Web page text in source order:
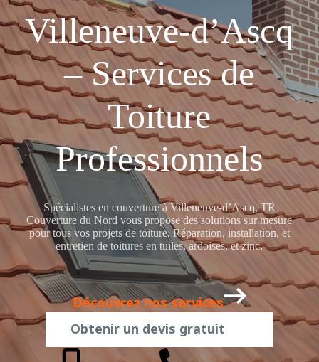
Villeneuve-d’Ascq
– Services de
Toiture
Professionnels
Spécialistes en couverture à Villeneuve-d’Ascq, TR
Couverture du Nord vous propose des solutions sur mesure
pour tous vos projets de toiture. Réparation, installation, et
entretien de toitures en tuiles, ardoises, et zinc.
Découvrez nos services
Obtenir un devis gratuit